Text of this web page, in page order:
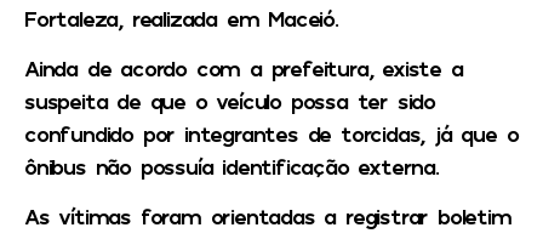
Fortaleza, realizada em Maceió.
Ainda de acordo com a prefeitura, existe a
suspeita de que o veículo possa ter sido
confundido por integrantes de torcidas, já que o
ônibus não possuía identificação externa.
As vítimas foram orientadas a registrar boletim